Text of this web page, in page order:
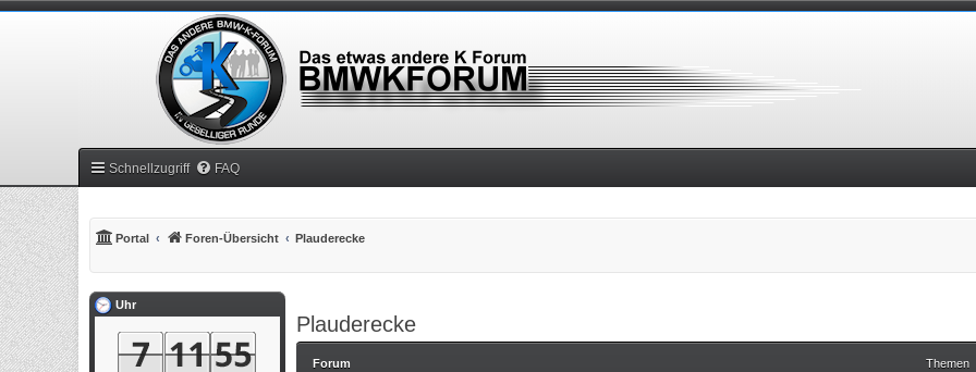
Schnellzugriff FAQ
Portal Foren-Übersicht Plauderecke
Plauderecke
Forum Themen
Uhr